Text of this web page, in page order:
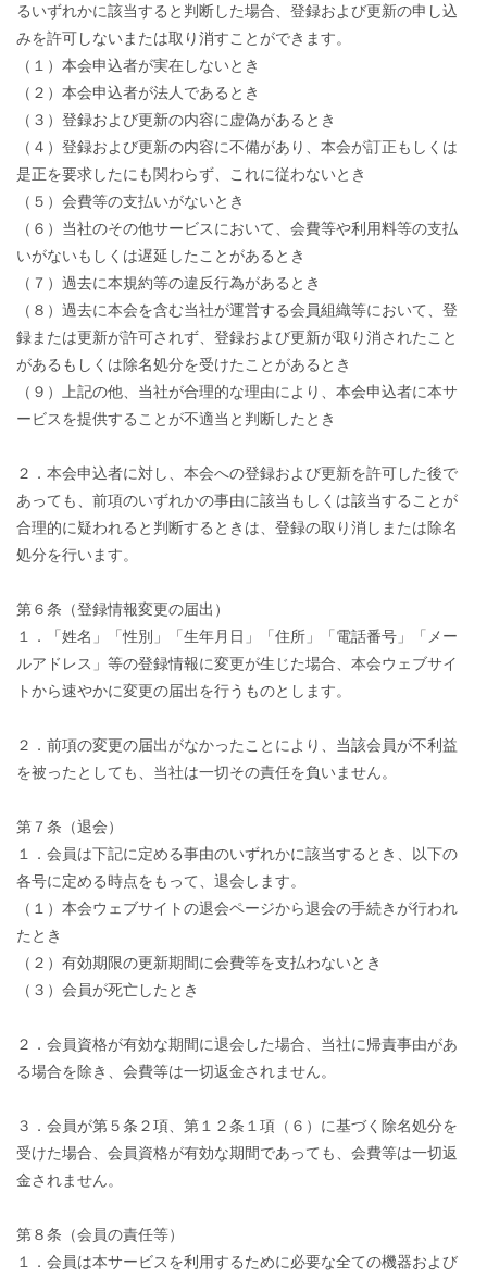
るいずれかに該当すると判断した場合、登録および更新の申し込
みを許可しないまたは取り消すことができます。
（１）本会申込者が実在しないとき
（２）本会申込者が法人であるとき
（３）登録および更新の内容に虚偽があるとき
（４）登録および更新の内容に不備があり、本会が訂正もしくは
是正を要求したにも関わらず、これに従わないとき
（５）会費等の支払いがないとき
（６）当社のその他サービスにおいて、会費等や利用料等の支払
いがないもしくは遅延したことがあるとき
（７）過去に本規約等の違反行為があるとき
（８）過去に本会を含む当社が運営する会員組織等において、登
録または更新が許可されず、登録および更新が取り消されたこと
があるもしくは除名処分を受けたことがあるとき
（９）上記の他、当社が合理的な理由により、本会申込者に本サ
ービスを提供することが不適当と判断したとき
２．本会申込者に対し、本会への登録および更新を許可した後で
あっても、前項のいずれかの事由に該当もしくは該当することが
合理的に疑われると判断するときは、登録の取り消しまたは除名
処分を行います。
第６条（登録情報変更の届出）
１．「姓名」「性別」「生年月日」「住所」「電話番号」「メー
ルアドレス」等の登録情報に変更が生じた場合、本会ウェブサイ
トから速やかに変更の届出を行うものとします。
２．前項の変更の届出がなかったことにより、当該会員が不利益
を被ったとしても、当社は一切その責任を負いません。
第７条（退会）
１．会員は下記に定める事由のいずれかに該当するとき、以下の
各号に定める時点をもって、退会します。
（１）本会ウェブサイトの退会ページから退会の手続きが行われ
たとき
（２）有効期限の更新期間に会費等を支払わないとき
（３）会員が死亡したとき
２．会員資格が有効な期間に退会した場合、当社に帰責事由があ
る場合を除き、会費等は一切返金されません。
３．会員が第５条２項、第１２条１項（６）に基づく除名処分を
受けた場合、会員資格が有効な期間であっても、会費等は一切返
金されません。
第８条（会員の責任等）
１．会員は本サービスを利用するために必要な全ての機器および